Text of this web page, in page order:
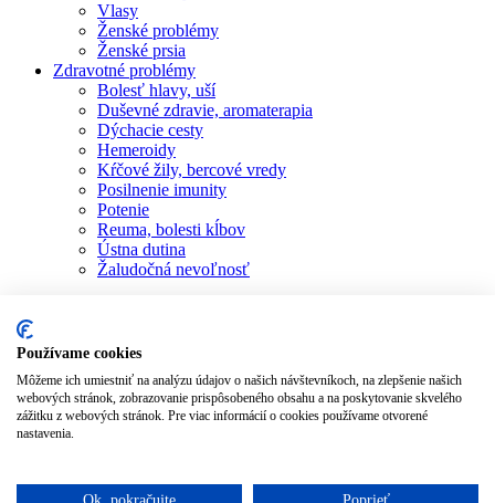
Vlasy
Ženské problémy
Ženské prsia
Zdravotné problémy
Bolesť hlavy, uší
Duševné zdravie, aromaterapia
Dýchacie cesty
Hemeroidy
Kŕčové žily, bercové vredy
Posilnenie imunity
Potenie
Reuma, bolesti kĺbov
Ústna dutina
Žaludočná nevoľnosť
Recenzie
Prihlásiť sa / Zaregistrovať sa
Objednávka
Zatvoriť
Používame cookies
Môžeme ich umiestniť na analýzu údajov o našich návštevníkoch, na zlepšenie našich
webových stránok, zobrazovanie prispôsobeného obsahu a na poskytovanie skvelého
zážitku z webových stránok. Pre viac informácií o cookies používame otvorené
nastavenia.